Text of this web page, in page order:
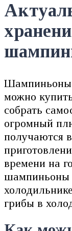
Шампиньоны
можно
собрать
огромный
получаются
времени на
шампиньоны
грибы в